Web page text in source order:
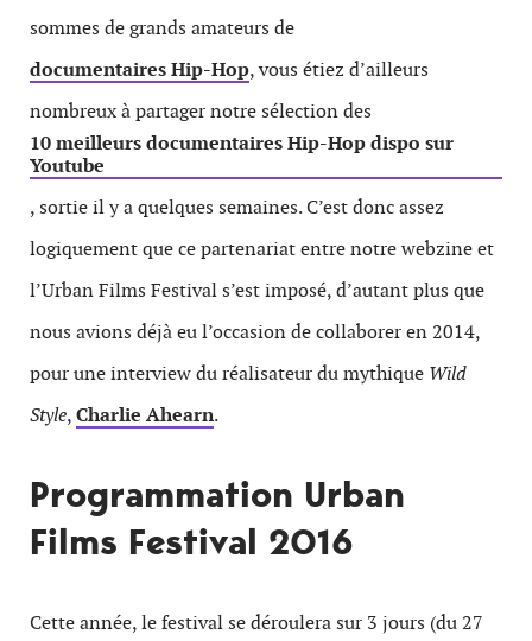
sommes de grands amateurs de
documentaires Hip-Hop, vous étiez d’ailleurs
nombreux à partager notre sélection des
10 meilleurs documentaires Hip-Hop dispo sur
Youtube
, sortie il y a quelques semaines. C’est donc assez
logiquement que ce partenariat entre notre webzine et
l’Urban Films Festival s’est imposé, d’autant plus que
nous avions déjà eu l’occasion de collaborer en 2014,
pour une interview du réalisateur du mythique Wild
Style,Charlie Ahearn.
Programmation Urban
Films Festival 2016
Cette année, le festival se déroulera sur 3 jours (du 27